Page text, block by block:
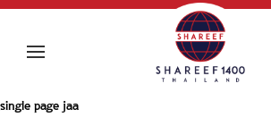
single page jaa